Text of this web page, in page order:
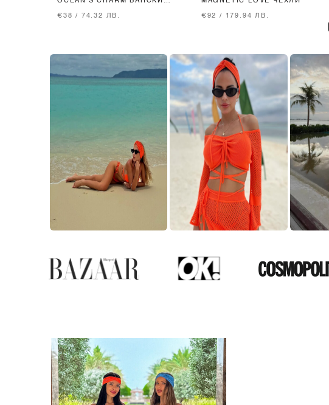
ORANGE
€38 / 74.32 ЛВ. €92 / 179.94 ЛВ.